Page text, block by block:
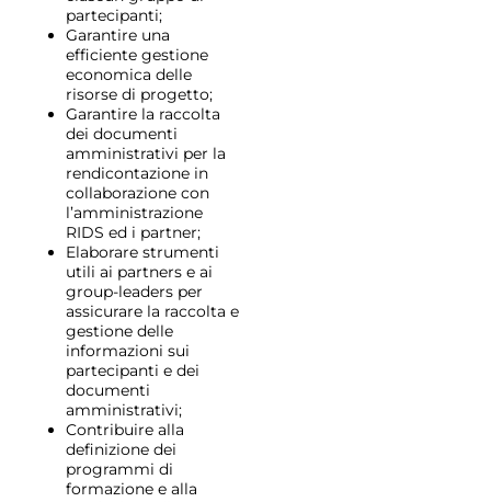
partecipanti;
Garantire una
efficiente gestione
economica delle
risorse di progetto;
Garantire la raccolta
dei documenti
amministrativi per la
rendicontazione in
collaborazione con
l’amministrazione
RIDS ed i partner;
Elaborare strumenti
utili ai partners e ai
group-leaders per
assicurare la raccolta e
gestione delle
informazioni sui
partecipanti e dei
documenti
amministrativi;
Contribuire alla
definizione dei
programmi di
formazione e alla